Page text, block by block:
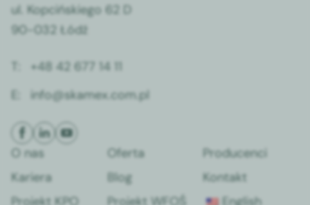
ul. Kopcińskiego 62 D
90-032 Łódź
+48 42 677 14 11
E:
info@skamex.com.pl
O nas Oferta
Producenci
Kariera
Blog
Kontakt
Projekt KPO
Projekt WFOŚ
English